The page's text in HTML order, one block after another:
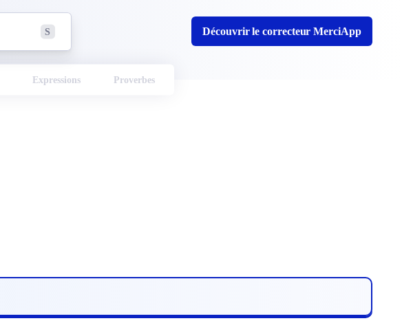
S Découvrir le correcteur MerciApp
Expressions Proverbes